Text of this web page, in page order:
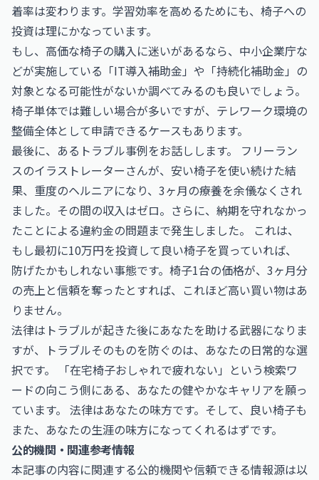
着率は変わります。学習効率を高めるためにも、椅子への
投資は理にかなっています。
もし、高価な椅子の購入に迷いがあるなら、 中小企業庁な
どが実施している「IT導入補助金」や「持続化補助金」の
対象となる可能性がないか調べてみるのも良いでしょう。
椅子単体では難しい場合が多いですが、テレワーク環境の
整備全体として申請できるケースもあります。
最後に、あるトラブル事例をお話しします。 フリーラン
スのイラストレーターさんが、安い椅子を使い続けた結
果、重度のヘルニアになり、3ヶ月の療養を余儀なくされ
ました。その間の収入はゼロ。さらに、納期を守れなかっ
たことによる違約金の問題まで発生しました。 これは、
もし最初に10万円を投資して良い椅子を買っていれば、
防げたかもしれない事態です。椅子1台の価格が、3ヶ月分
の売上と信頼を奪ったとすれば、これほど高い買い物はあ
りません。
法律はトラブルが起きた後にあなたを助ける武器になりま
すが、トラブルそのものを防ぐのは、あなたの日常的な選
択です。 「在宅椅子おしゃれで疲れない」という検索ワ
ードの向こう側にある、あなたの健やかなキャリアを願っ
ています。 法律はあなたの味方です。そして、良い椅子も
また、あなたの生涯の味方になってくれるはずです。
公的機関・関連参考情報
本記事の内容に関連する公的機関や信頼できる情報源は以